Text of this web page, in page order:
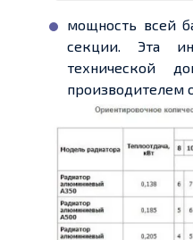
мощность всей
секции. Эта
технической
производителем